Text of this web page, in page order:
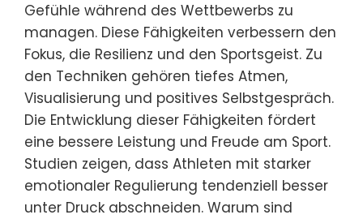
Gefühle während des Wettbewerbs zu
managen. Diese Fähigkeiten verbessern den
Fokus, die Resilienz und den Sportsgeist. Zu
den Techniken gehören tiefes Atmen,
Visualisierung und positives Selbstgespräch.
Die Entwicklung dieser Fähigkeiten fördert
eine bessere Leistung und Freude am Sport.
Studien zeigen, dass Athleten mit starker
emotionaler Regulierung tendenziell besser
unter Druck abschneiden. Warum sind